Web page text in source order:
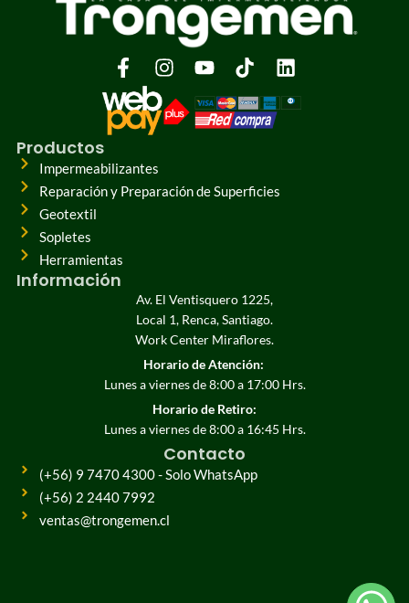
Información
Av. El Ventisquero 1225,
Local 1, Renca, Santiago.
Work Center Miraflores.
Horario de Atención:
Lunes a viernes de 8:00 a 17:00 Hrs.
Horario de Retiro:
Lunes a viernes de 8:00 a 16:45 Hrs.
Productos
Impermeabilizantes
Reparación y Preparación de Superficies
Geotextil
Sopletes
Herramientas
Contacto
(+56) 9 7470 4300 - Solo WhatsApp
(+56) 2 2440 7992
ventas@trongemen.cl